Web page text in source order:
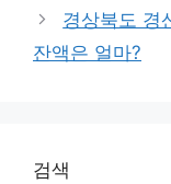
경상북도 경
잔액은 얼마?
검색